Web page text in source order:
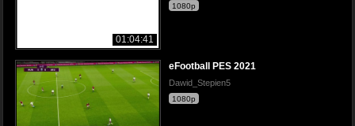
01:04:41
1080p
eFootball PES 2021
Dawid_Stepien5
1080p